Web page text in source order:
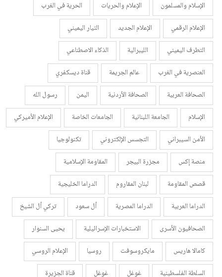
الإسلام والمسلمون
الإعلام والحريات
الحرية في الغرب
الإعلام الرقمي
الإعلام الجديد
التيار اليميني
التطرف اليميني
الليبرالية
الذكاء الاصطناعي
العنصرية في الغرب
عالم الجريمة
قناة ديسكفري
الصحافة العربية
الصحافة الأردنية اليمن
رسول الله
الإسلام
الجامعة اللبنانية الجامعات الخاصة
الإعلام الأميركي
الأمن السيبراني
التجسس الإلكتروني
تكنولوجيا
منصة إكس
مجزرة البيجر
المقاومة الإسلامية
قصص المقاومة
لبنان المقاروم
الدراما الخليجية
الدراما العربية
الدراما المصرية أل سعود
تركي أل الشيخ
الصحافيون الأسرى
الاستخبارات الإسرائيلية
يحيى السنوار
كامالا هاريس
مايكروسوفت روسيا
الإعلام الروسي
السلطة الفلسطينية
غوغل غوغل قناة الجزيرة